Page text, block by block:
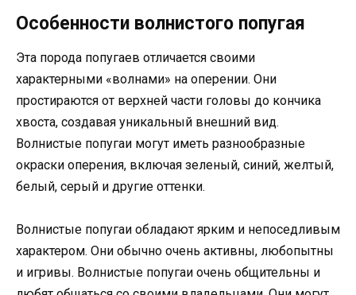
Особенности волнистого попугая
Эта порода попугаев отличается своими
характерными «волнами» на оперении. Они
простираются от верхней части головы до кончика
хвоста, создавая уникальный внешний вид.
Волнистые попугаи могут иметь разнообразные
окраски оперения, включая зеленый, синий, желтый,
белый, серый и другие оттенки.
Волнистые попугаи обладают ярким и непоседливым
характером. Они обычно очень активны, любопытны
и игривы. Волнистые попугаи очень общительны и